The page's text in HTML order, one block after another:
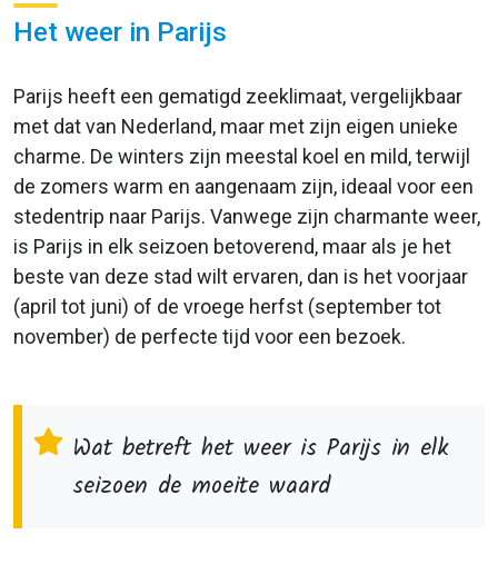
Het weer in Parijs
Parijs heeft een gematigd zeeklimaat, vergelijkbaar
met dat van Nederland, maar met zijn eigen unieke
charme. De winters zijn meestal koel en mild, terwijl
de zomers warm en aangenaam zijn, ideaal voor een
stedentrip naar Parijs. Vanwege zijn charmante weer,
is Parijs in elk seizoen betoverend, maar als je het
beste van deze stad wilt ervaren, dan is het voorjaar
(april tot juni) of de vroege herfst (september tot
november) de perfecte tijd voor een bezoek.
Wat betreft het weer is Parijs in elk
seizoen de moeite waard